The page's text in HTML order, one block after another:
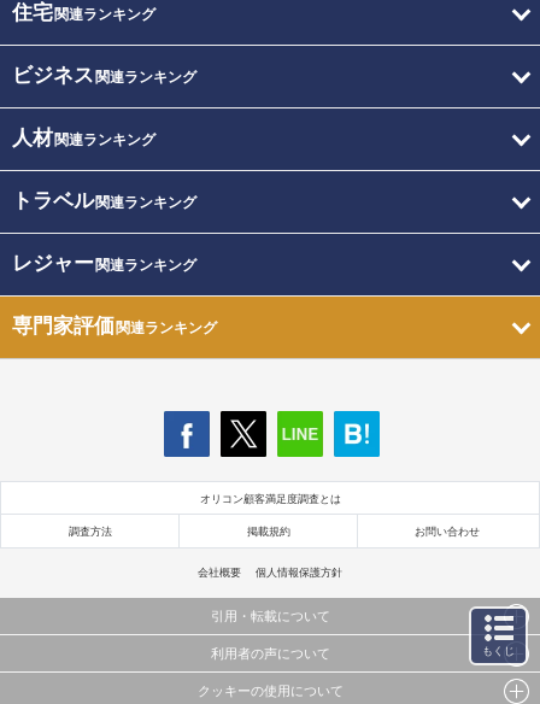
住宅関連ランキング
ビジネス 関連ランキング
人材関連ランキング
トラベル関連ランキング
レジャー関連ランキング
専門家評価関連ランキング
オリコン顧客満足度調査とは
調査方法 掲載規約 お問い合わせ
会社概要 個人情報保護方針
引用・転載について
当サイトで公開されている情報（文字、写真、イラスト、画像データ等）及びこれらの配置・
これらの情報を権利者の許可なく無断転載・複製などの二次利用を行うことは固く禁じており
利用者の声について
当サイトに掲載している内容はすべてサービスの利用者が提出された見解・感想です。
クッキーの使用について
もくじ